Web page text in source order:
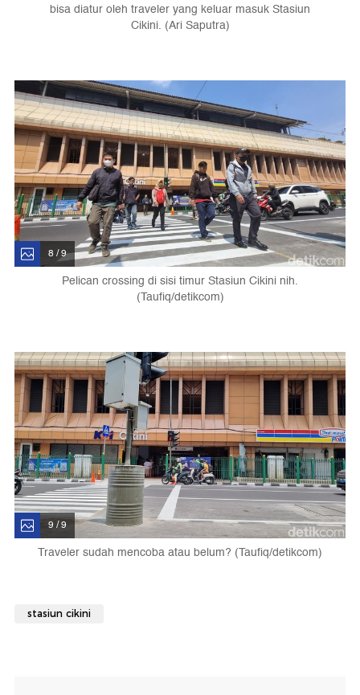
bisa diatur oleh traveler yang keluar masuk Stasiun
Cikini. (Ari Saputra)
8 / 9
Pelican crossing di sisi timur Stasiun Cikini nih.
(Taufiq/detikcom)
9 / 9
Traveler sudah mencoba atau belum? (Taufiq/detikcom)
stasiun cikini